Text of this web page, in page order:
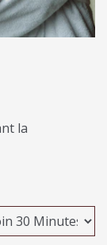
la